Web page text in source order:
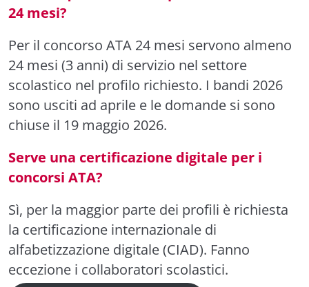
24 mesi?
Per il concorso ATA 24 mesi servono almeno
24 mesi (3 anni) di servizio nel settore
scolastico nel profilo richiesto. I bandi 2026
sono usciti ad aprile e le domande si sono
chiuse il 19 maggio 2026.
Serve una certificazione digitale per i
concorsi ATA?
Sì, per la maggior parte dei profili è richiesta
la certificazione internazionale di
alfabetizzazione digitale (CIAD). Fanno
eccezione i collaboratori scolastici.